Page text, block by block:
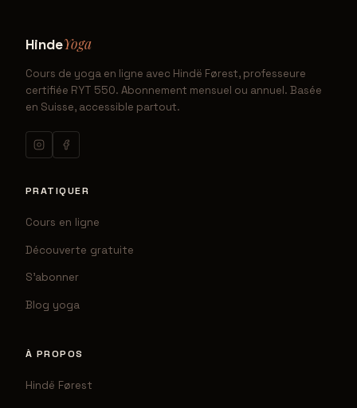
HindeYoga
Cours de yoga en ligne avec Hindë Førest, professeure
certifiée RYT 550. Abonnement mensuel ou annuel. Basée
en Suisse, accessible partout.
PRATIQUER
Cours en ligne
Découverte gratuite
S'abonner
Blog yoga
À PROPOS
Hindë Førest